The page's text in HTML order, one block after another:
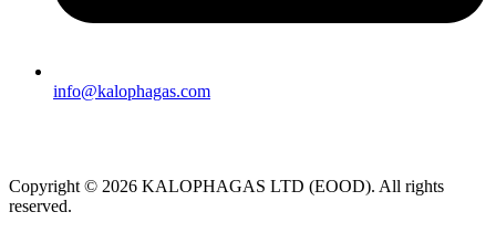
info@kalophagas.com
Copyright © 2026 KALOPHAGAS LTD (EOOD). All rights
reserved.